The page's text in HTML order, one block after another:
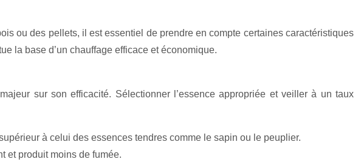
ou des pellets, il est essentiel de prendre en compte certaines caractéristiques
la base d’un chauffage efficace et économique.
sur son efficacité. Sélectionner l’essence appropriée et veiller à un taux
à celui des essences tendres comme le sapin ou le peuplier.
et produit moins de fumée.